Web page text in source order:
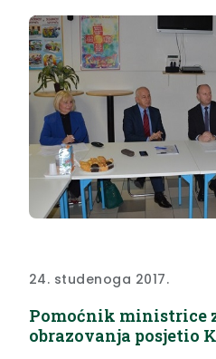
24. studenoga 2017.
Pomoćnik ministrice
obrazovanja posjetio